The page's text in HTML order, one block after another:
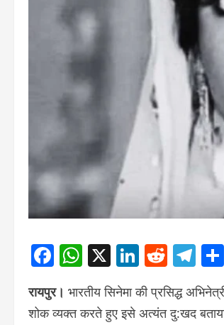
Facebook
WhatsApp
X LinkedIn
Reddit
रायपुर। भारतीय सिनेमा की प्रसिद्ध
शोक व्यक्त करते हुए इसे अत्यंत दु:खद